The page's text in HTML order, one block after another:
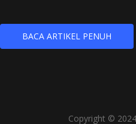
BACA ARTIKEL PENUH
Copyright ©